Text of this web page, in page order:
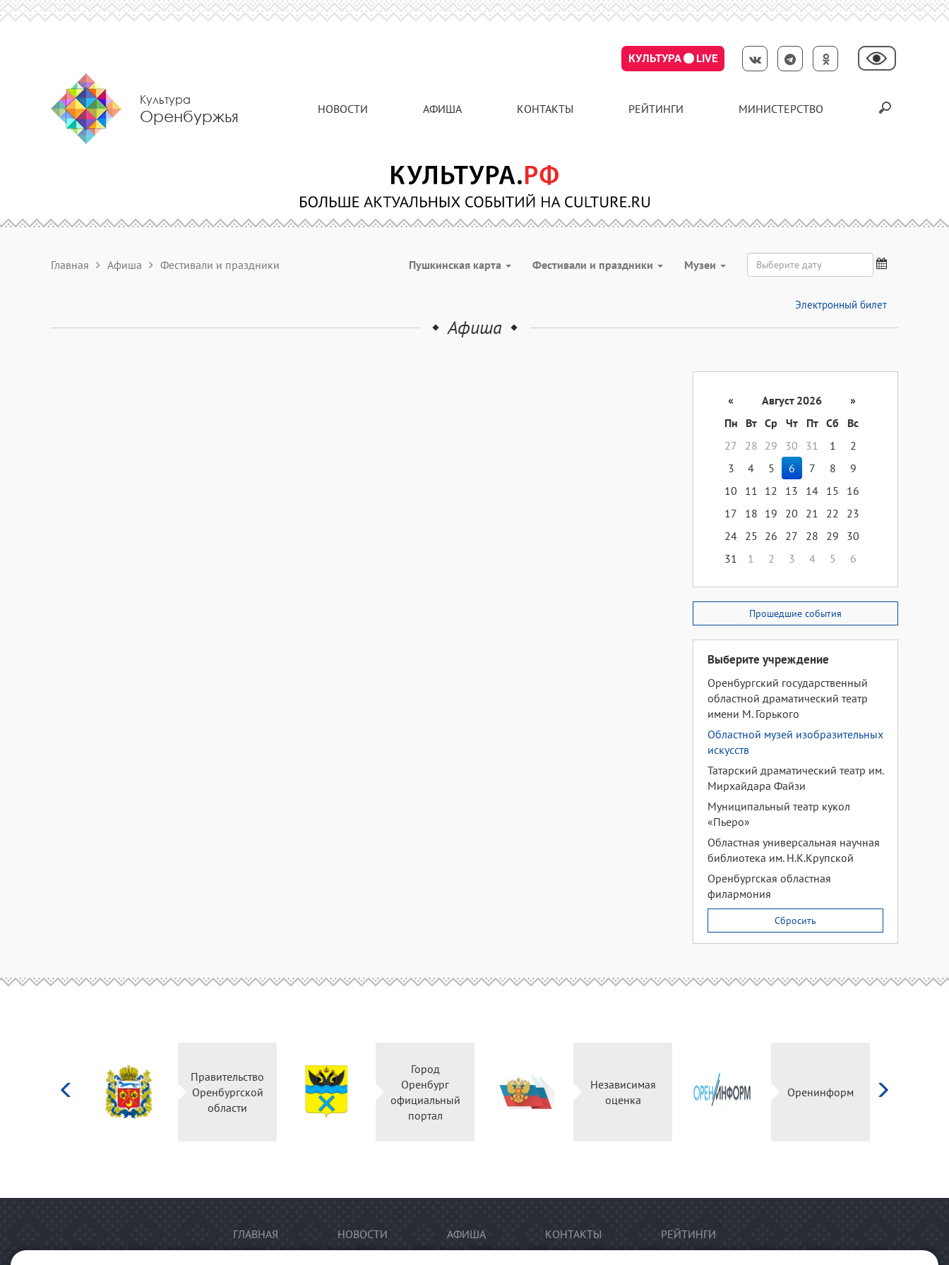
КУЛЬТУРА LIVE
Культура
Оренбуржья НОВОСТИ АФИША КОНТАКТЫ РЕЙТИНГИ МИНИСТЕРСТВО
Главная Афиша Фестивали и праздники Пушкинская карта Фестивали и праздники Музеи
Электронный билет
Афиша
« Август 2026
»
Пн
Вт Ср Чт Пт Сб
Вс
27
28 29 30 31 1
2
3
4 5 6 7 8
9
10
11 12 13 14 15
16
17
18 19 20 21 22
23
24 25 26 27 28 29
30
31
1 2 3 4 5 6
Прошедшие события
Выберите учреждение
Оренбургский государственный
областной драматический театр
имени М. Горького
Областной музей изобразительных
искусств
Татарский драматический театр им.
Мирхайдара Файзи
Муниципальный театр кукол
«Пьеро»
Областная универсальная научная
библиотека им. Н.К.Крупской
Оренбургская областная
филармония
Сбросить
Правительство
Оренбургской
области
Город
Оренбург
официальный
портал
Независимая
оценка
Оренинформ
ГЛАВНАЯ НОВОСТИ АФИША КОНТАКТЫ РЕЙТИНГИ